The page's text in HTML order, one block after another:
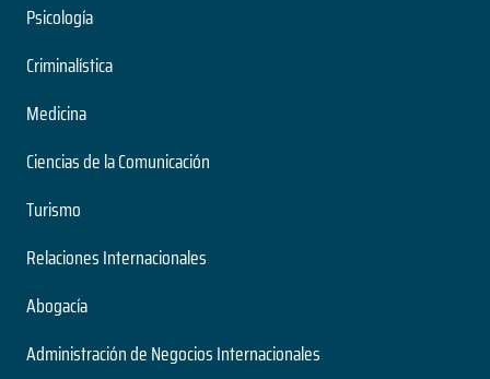
Psicología
Criminalística
Medicina
Ciencias de la Comunicación
Turismo
Relaciones Internacionales
Abogacía
Administración de Negocios Internacionales